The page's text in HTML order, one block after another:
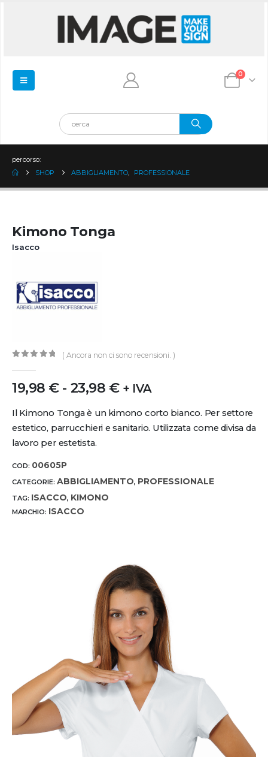
0
percorso:
SHOP
ABBIGLIAMENTO PROFESSIONALE
Kimono Tonga
Isacco
( Ancora non ci sono recensioni. )
19,98 € - 23,98 € + IVA
Il Kimono Tonga è un kimono corto bianco. Per settore
estetico, parrucchieri e sanitario. Utilizzata come divisa da
lavoro per estetista.
COD: 00605P
CATEGORIE: ABBIGLIAMENTO, PROFESSIONALE
TAG: ISACCO, KIMONO
MARCHIO: ISACCO